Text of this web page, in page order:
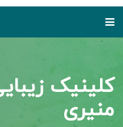
کلینیک
منیری